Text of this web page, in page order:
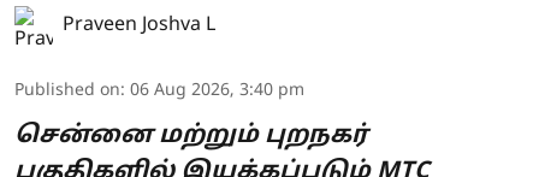
Praveen Joshva L
Published on: 06 Aug 2026, 3:40 pm
சென்னை மற்றும் புறநகர்